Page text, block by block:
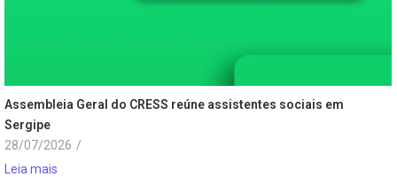
Assembleia Geral do CRESS reúne assistentes sociais em
Sergipe
28/07/2026 /
Leia mais